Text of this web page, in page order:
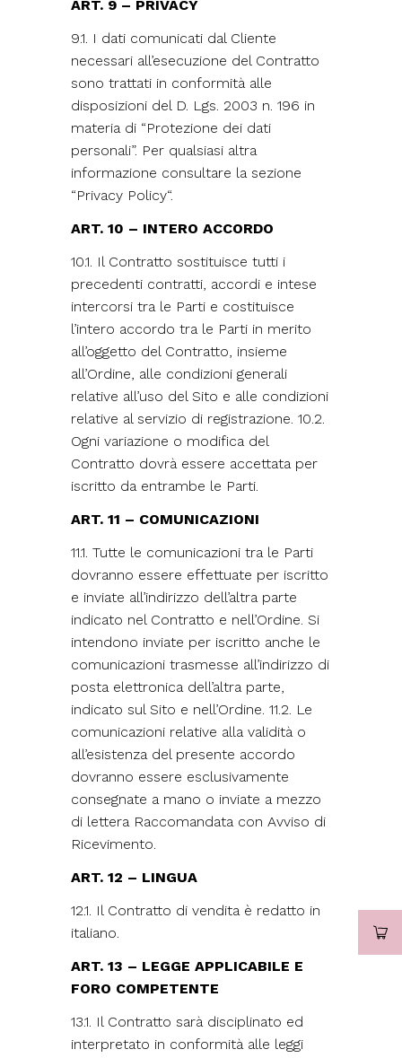
ART. 9 – PRIVACY
9.1. I dati comunicati dal Cliente
necessari all’esecuzione del Contratto
sono trattati in conformità alle
disposizioni del D. Lgs. 2003 n. 196 in
materia di “Protezione dei dati
personali”. Per qualsiasi altra
informazione consultare la sezione
“Privacy Policy“.
ART. 10 – INTERO ACCORDO
10.1. Il Contratto sostituisce tutti i
precedenti contratti, accordi e intese
intercorsi tra le Parti e costituisce
l’intero accordo tra le Parti in merito
all’oggetto del Contratto, insieme
all’Ordine, alle condizioni generali
relative all’uso del Sito e alle condizioni
relative al servizio di registrazione. 10.2.
Ogni variazione o modifica del
Contratto dovrà essere accettata per
iscritto da entrambe le Parti.
ART. 11 – COMUNICAZIONI
11.1. Tutte le comunicazioni tra le Parti
dovranno essere effettuate per iscritto
e inviate all’indirizzo dell’altra parte
indicato nel Contratto e nell’Ordine. Si
intendono inviate per iscritto anche le
comunicazioni trasmesse all’indirizzo di
posta elettronica dell’altra parte,
indicato sul Sito e nell’Ordine. 11.2. Le
comunicazioni relative alla validità o
all’esistenza del presente accordo
dovranno essere esclusivamente
consegnate a mano o inviate a mezzo
di lettera Raccomandata con Avviso di
Ricevimento.
ART. 12 – LINGUA
12.1. Il Contratto di vendita è redatto in
italiano.
ART. 13 – LEGGE APPLICABILE E
FORO COMPETENTE
13.1. Il Contratto sarà disciplinato ed
interpretato in conformità alle leggi